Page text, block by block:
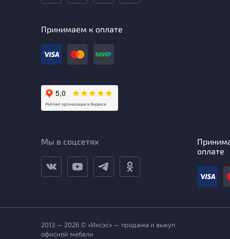
Принимаем к оплате
Мы в соцсетях
оплате
2013 — 2026 © «Иксэс» — продажа и выкуп
офисной мебели